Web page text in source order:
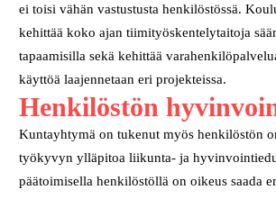
ei toisi vähän vastustusta henkilöstössä.
kehittää koko ajan tiimityöskentelytaitoja
tapaamisilla sekä kehittää
käyttöä laajennetaan eri projekteissa.
Henkilöstön
Kuntayhtymä on tukenut myös henkilöstön
työkyvyn ylläpitoa liikunta- ja
päätoimisella henkilöstöllä on oikeus saada